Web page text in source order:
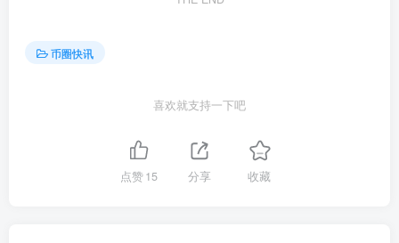
币圈快讯
喜欢就支持一下吧
点赞15 分享 收藏